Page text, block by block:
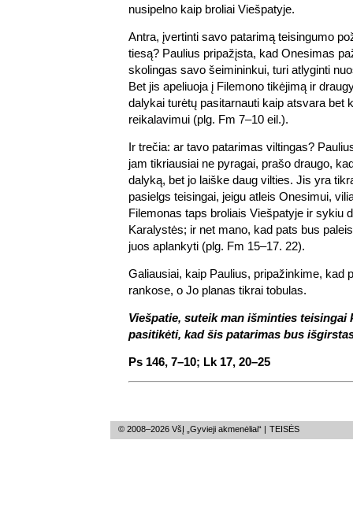
nusipelno kaip broliai Viešpatyje.
Antra, įvertinti savo patarimą teisingumo
tiesą? Paulius pripažįsta, kad Onesimas
skolingas savo šeimininkui, turi atlyginti
Bet jis apeliuoja į Filemono tikėjimą ir
dalykai turėtų pasitarnauti kaip atsvara bet
reikalavimui (plg. Fm 7–10 eil.).
Ir trečia: ar tavo patarimas viltingas?
jam tikriausiai ne pyragai, prašo draugo,
dalyką, bet jo laiške daug vilties. Jis yra
pasielgs teisingai, jeigu atleis Onesimui,
Filemonas taps broliais Viešpatyje ir sykiu
Karalystės; ir net mano, kad pats bus
juos aplankyti (plg. Fm 15–17. 22).
Galiausiai, kaip Paulius, pripažinkime, kad
rankose, o Jo planas tikrai tobulas.
Viešpatie, suteik man išminties teisingai
pasitikėti, kad šis patarimas bus
Ps 146, 7–10; Lk 17, 20–25
© 2008–2026 VšĮ „Gyvieji akmenėliai“ | TEISĖS